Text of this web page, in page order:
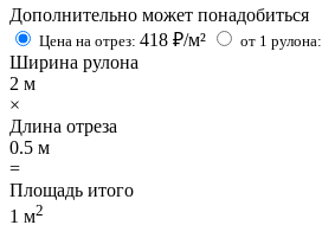
Дополнительно может понадобиться
Цена на отрез: 418 ₽/м² от 1 рулона:
Ширина рулона
2 м
×
Длина отреза
0.5 м
=
Площадь итого
1 м2